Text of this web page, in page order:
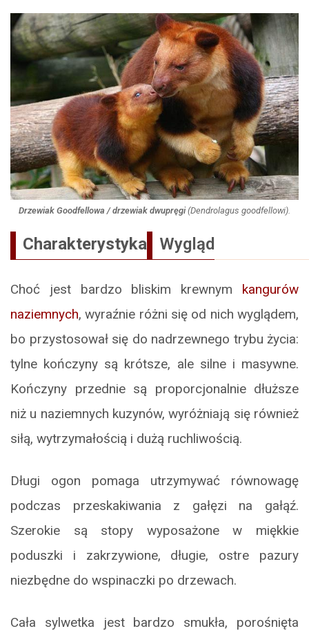
Drzewiak Goodfellowa / drzewiak dwupręgi(Dendrolagus goodfellowi).
Charakterystyka Wygląd
Choć jest bardzo bliskim krewnym kangurów
naziemnych, wyraźnie różni się od nich wyglądem,
bo przystosował się do nadrzewnego trybu życia:
tylne kończyny są krótsze, ale silne i masywne.
Kończyny przednie są proporcjonalnie dłuższe
niż u naziemnych kuzynów, wyróżniają się również
siłą, wytrzymałością i dużą ruchliwością.
Długi ogon pomaga utrzymywać równowagę
podczas przeskakiwania z gałęzi na gałąź.
Szerokie są stopy wyposażone w miękkie
poduszki i zakrzywione, długie, ostre pazury
niezbędne do wspinaczki po drzewach.
Cała sylwetka jest bardzo smukła, porośnięta